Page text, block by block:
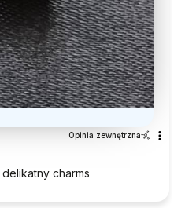
Opinia zewnętrzna
charms